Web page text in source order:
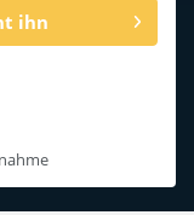
ihn